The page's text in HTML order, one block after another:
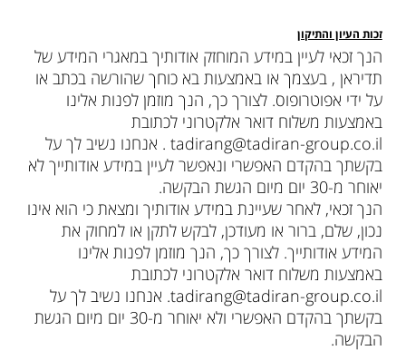
זכות העיון והתיקון
הנך זכאי לעיין במידע המוחזק אודותיך במאגרי המידע של
תדיראן , בעצמך או באמצעות בא כוחך שהורשה בכתב או
על ידי אפוטרופוס. לצורך כך, הנך מוזמן לפנות אלינו
באמצעות משלוח דואר אלקטרוני לכתובת
tadirang@tadiran-group.co.il . אנחנו נשיב לך על
בקשתך בהקדם האפשרי ונאפשר לעיין במידע אודותייך לא
יאוחר מ-30 יום מיום הגשת הבקשה.
הנך זכאי, לאחר שעיינת במידע אודותיך ומצאת כי הוא אינו
נכון, שלם, ברור או מעודכן, לבקש לתקן או למחוק את
המידע אודותייך. לצורך כך, הנך מוזמן לפנות אלינו
באמצעות משלוח דואר אלקטרוני לכתובת
tadirang@tadiran-group.co.il. אנחנו נשיב לך על
בקשתך בהקדם האפשרי ולא יאוחר מ-30 יום מיום הגשת
הבקשה.